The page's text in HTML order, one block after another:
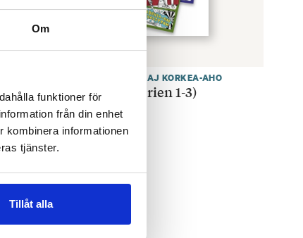
Om
funktioner för
från din enhet
kombinera informationen
tjänster.
Tillåt alla
KAJ KORKEA-AHO
ZOO-paket (Serien 1-3)
€61.70
SLUT I LAGER